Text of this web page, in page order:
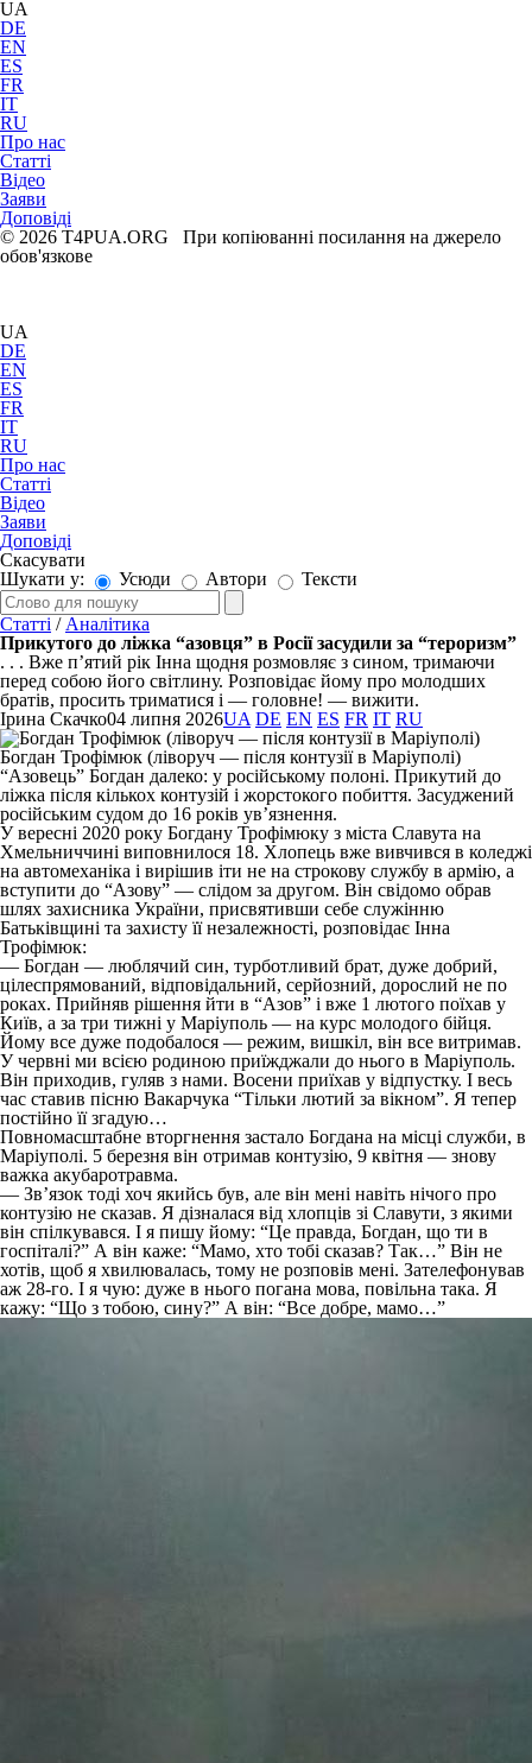
UA
DE
EN
ES
FR
IT
RU
Про нас
Статті
Відео
Заяви
Доповіді
© 2026 T4PUA.ORG При копіюванні посилання на джерело
обов'язкове
UA
DE
EN
ES
FR
IT
RU
Про нас
Статті
Відео
Заяви
Доповіді
Скасувати
Шукати у:
Усюди Автори Тексти
Статті / Аналітика
Прикутого до ліжка “азовця” в Росії засудили за “тероризм”
. . . Вже п’ятий рік Інна щодня розмовляє з сином, тримаючи
перед собою його світлину. Розповідає йому про молодших
братів, просить триматися і — головне! — вижити.
Ірина Скачко04 липня 2026UA DE EN ES FR IT RU
Богдан Трофімюк (ліворуч — після контузії в Маріуполі)
“Азовець” Богдан далеко: у російському полоні. Прикутий до
ліжка після кількох контузій і жорстокого побиття. Засуджений
російським судом до 16 років ув’язнення.
У вересні 2020 року Богдану Трофімюку з міста Славута на
Хмельниччині виповнилося 18. Хлопець вже вивчився в коледжі
на автомеханіка і вирішив іти не на строкову службу в армію, а
вступити до “Азову” — слідом за другом. Він свідомо обрав
шлях захисника України, присвятивши себе служінню
Батьківщині та захисту її незалежності, розповідає Інна
Трофімюк:
— Богдан — люблячий син, турботливий брат, дуже добрий,
цілеспрямований, відповідальний, серйозний, дорослий не по
роках. Прийняв рішення йти в “Азов” і вже 1 лютого поїхав у
Київ, а за три тижні у Маріуполь — на курс молодого бійця.
Йому все дуже подобалося — режим, вишкіл, він все витримав.
У червні ми всією родиною приїжджали до нього в Маріуполь.
Він приходив, гуляв з нами. Восени приїхав у відпустку. І весь
час ставив пісню Вакарчука “Тільки лютий за вікном”. Я тепер
постійно її згадую…
Повномасштабне вторгнення застало Богдана на місці служби, в
Маріуполі. 5 березня він отримав контузію, 9 квітня — знову
важка акубаротравма.
— Зв’язок тоді хоч якийсь був, але він мені навіть нічого про
контузію не сказав. Я дізналася від хлопців зі Славути, з якими
він спілкувався. І я пишу йому: “Це правда, Богдан, що ти в
госпіталі?” А він каже: “Мамо, хто тобі сказав? Так…” Він не
хотів, щоб я хвилювалась, тому не розповів мені. Зателефонував
аж 28-го. І я чую: дуже в нього погана мова, повільна така. Я
кажу: “Що з тобою, сину?” А він: “Все добре, мамо…”